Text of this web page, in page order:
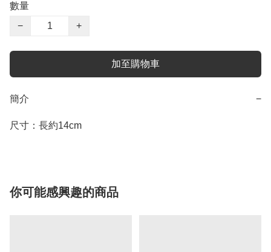
數量
−
+
加至購物車
簡介 −
尺寸：長約14cm
你可能感興趣的商品